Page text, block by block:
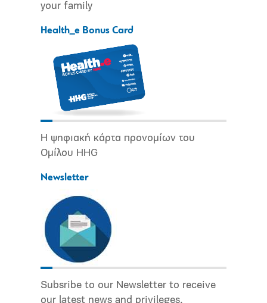
your family
Health_e Bonus Card
Η ψηφιακή κάρτα προνομίων του
Ομίλου HHG
Newsletter
Subsribe to our Newsletter to receive
our latest news and privileges.